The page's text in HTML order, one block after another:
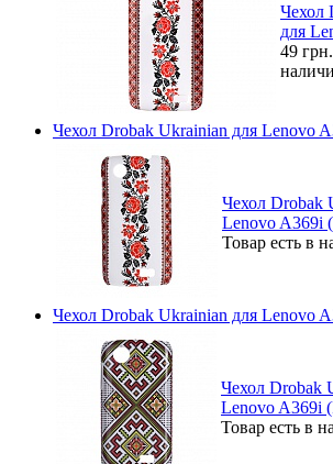
Чехол
для
49 грн.
Чехол Drobak Ukrainian для Lenovo
Чехол Drobak
Lenovo A369i
Товар есть в
Чехол Drobak Ukrainian для Lenovo
Чехол Drobak
Lenovo A369i
Товар есть в